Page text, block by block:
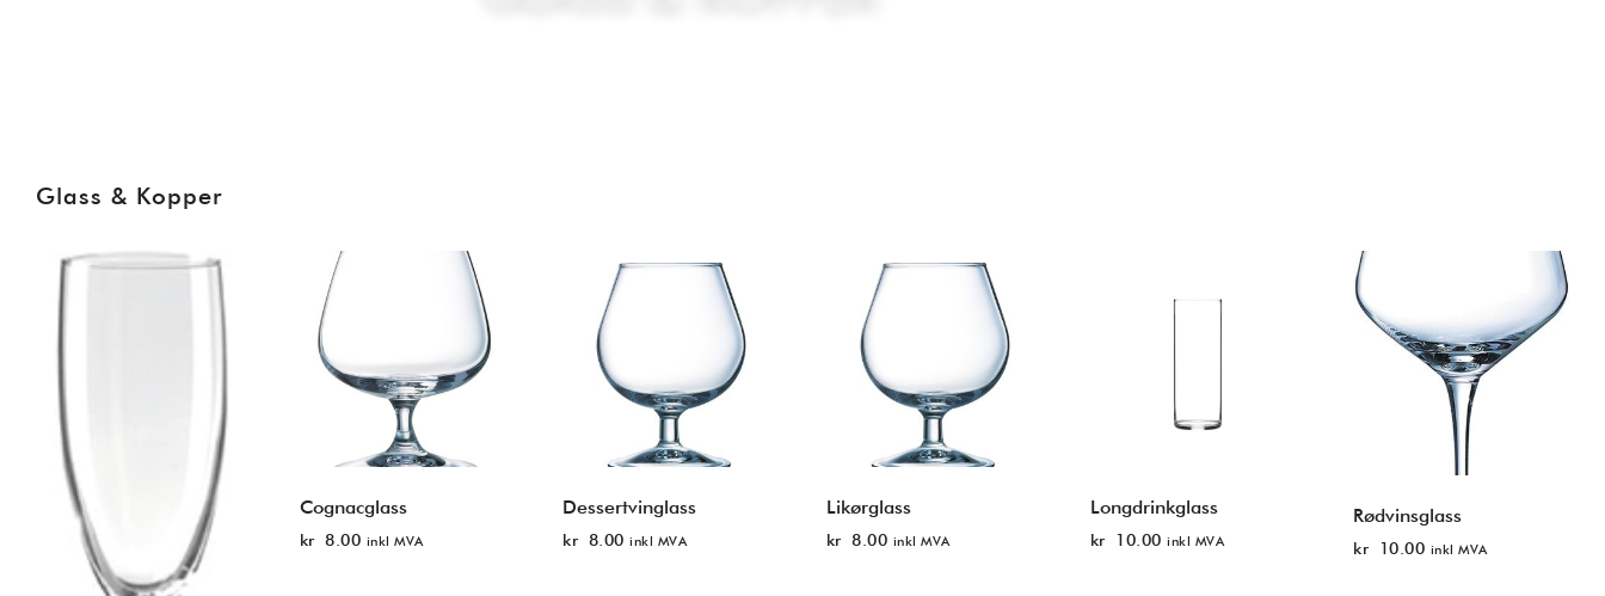
Glass & Kopper
Cognacglass
kr8.00 inkl MVA
Dessertvinglass
kr8.00 inkl MVA
Likørglass
kr8.00 inkl MVA
Longdrinkglass
kr10.00 inkl MVA
Rødvinsglass
kr10.00 inkl MVA